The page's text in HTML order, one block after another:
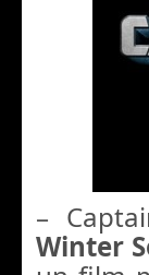
–
Winter